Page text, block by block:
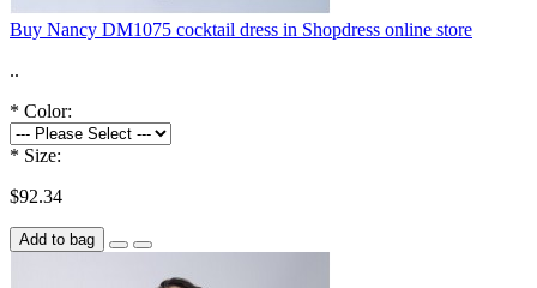
Buy Nancy DM1075 cocktail dress in Shopdress online store
..
* Color:
* Size:
$92.34
Add to bag